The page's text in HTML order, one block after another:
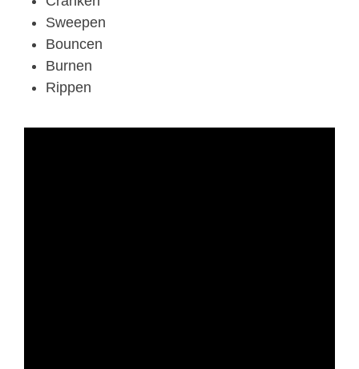
Sweepen
Bouncen
Burnen
Rippen